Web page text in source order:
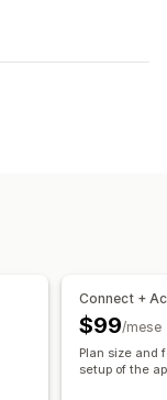
Connect +
$99/mese
Plan size and
setup of the